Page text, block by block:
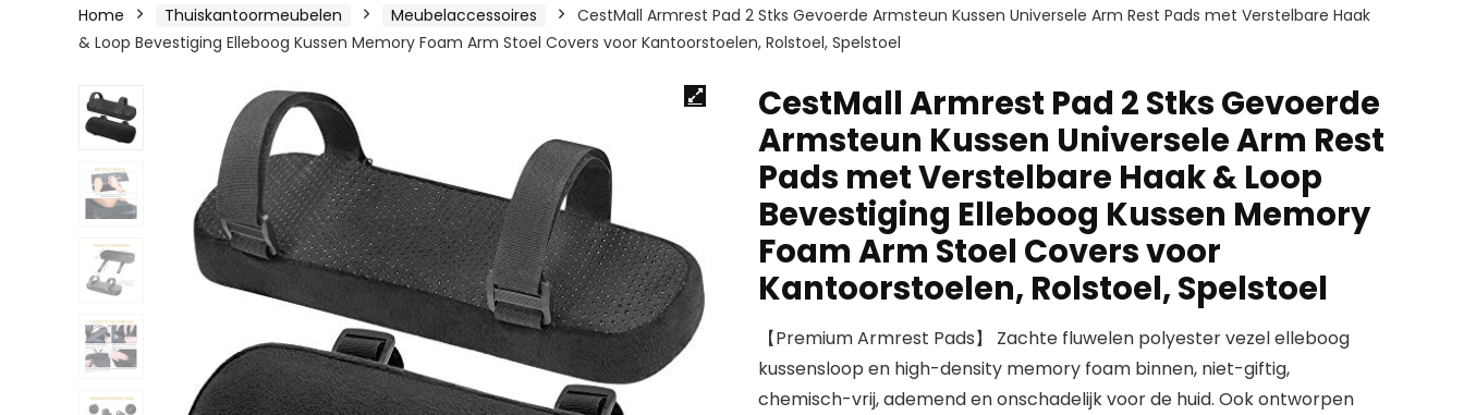
Home Thuiskantoormeubelen Meubelaccessoires
CestMall Armrest Pad 2 Stks Gevoerde Armsteun Kussen Universele Arm Rest Pads met Verstelbare Haak
& Loop Bevestiging Elleboog Kussen Memory Foam Arm Stoel Covers voor Kantoorstoelen, Rolstoel, Spelstoel
CestMall Armrest Pad 2 Stks Gevoerde
Armsteun Kussen Universele Arm Rest
Pads met Verstelbare Haak & Loop
Bevestiging Elleboog Kussen Memory
Foam Arm Stoel Covers voor
Kantoorstoelen, Rolstoel, Spelstoel
【Premium Armrest Pads】 Zachte fluwelen polyester vezel elleboog
kussensloop en high-density memory foam binnen, niet-giftig,
chemisch-vrij, ademend en onschadelijk voor de huid. Ook ontworpen